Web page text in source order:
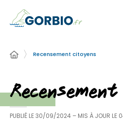
Recensement citoyens
PUBLIÉ LE30/09/2024 – MIS À JOUR LE